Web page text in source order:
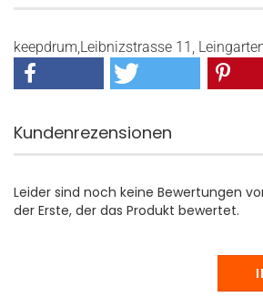
keepdrum,Leibnizstrasse 11,
Kundenrezensionen
Leider sind noch keine Bewertungen
der Erste, der das Produkt bewertet.